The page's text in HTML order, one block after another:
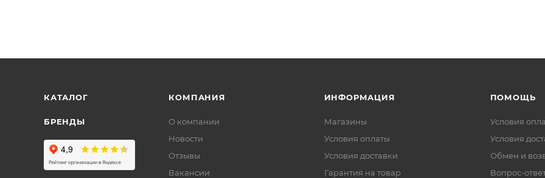
КАТАЛОГ
БРЕНДЫ
КОМПАНИЯ
О компании
Новости
Отзывы
Вакансии
ИНФОРМАЦИЯ
Магазины
Условия оплаты
Условия доставки
Гарантия на товар
ПОМОЩЬ
Условия
Условия
Обмен и
Вопрос-